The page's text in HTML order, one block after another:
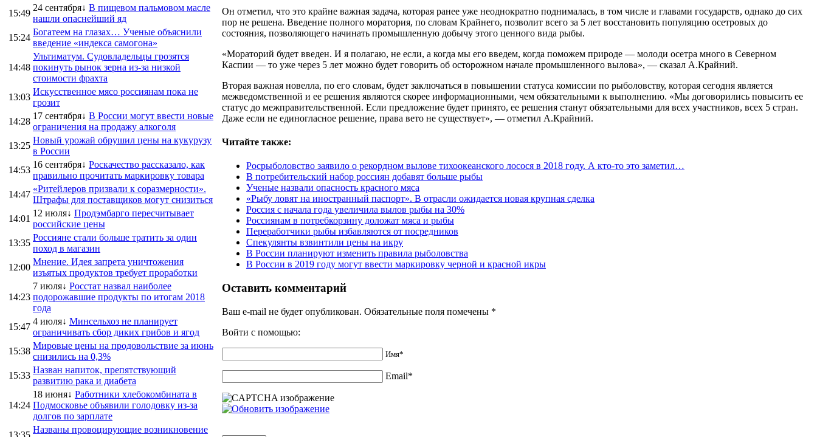
15:49
24 сентября↓ В пищевом пальмовом масле
нашли опаснейший яд
15:24
Богатеем на глазах… Ученые объяснили
введение «индекса самогона»
14:48
Ультиматум. Судовладельцы грозятся
покинуть рынок зерна из-за низкой
стоимости фрахта
13:03
Искусственное мясо россиянам пока не
грозит
14:28
17 сентября↓ В России могут ввести новые
ограничения на продажу алкоголя
13:25
Новый урожай обрушил цены на кукурузу
в России
14:53
16 сентября↓ Роскачество рассказало, как
правильно прочитать маркировку товара
14:47
«Ритейлеров призвали к соразмерности».
Штрафы для поставщиков могут снизиться
14:01
12 июля↓ Продэмбарго пересчитывает
российские цены
13:35
Россияне стали больше тратить за один
поход в магазин
12:00
Мнение. Идея запрета уничтожения
изъятых продуктов требует проработки
14:23
7 июля↓ Росстат назвал наиболее
подорожавшие продукты по итогам 2018
года
15:47
4 июля↓ Минсельхоз не планирует
ограничивать сбор диких грибов и ягод
15:38
Мировые цены на продовольствие за июнь
снизились на 0,3%
15:33
Назван напиток, препятствующий
развитию рака и диабета
14:24
18 июня↓ Работники хлебокомбината в
Подмосковье объявили голодовку из-за
долгов по зарплате
13:35
Названы провоцирующие возникновение
Он отметил, что это крайне важная задача, которая ранее уже неоднократно поднималась, в том числе и главами государств, однако до сих
пор не решена. Введение полного моратория, по словам Крайнего, позволит всего за 5 лет восстановить популяцию осетровых до
состояния, позволяющего начинать промышленную добычу этого ценного вида рыбы.
«Мораторий будет введен. И я полагаю, не если, а когда мы его введем, когда поможем природе — молоди осетра много в Северном
Каспии — то уже через 5 лет можно будет говорить об осторожном начале промышленного вылова», — сказал А.Крайний.
Вторая важная новелла, по его словам, будет заключаться в повышении статуса комиссии по рыболовству, которая сегодня является
межведомственной и ее решения являются скорее информационными, чем обязательными к выполнению. «Мы договорились повысить ее
статус до межправительственной. Если предложение будет принято, ее решения станут обязательными для всех участников, всех 5 стран.
Даже если не единогласное решение, права вето не существует», — отметил А.Крайний.
Читайте также:
Росрыболовство заявило о рекордном вылове тихоокеанского лосося в 2018 году. А кто-то это заметил…
В потребительский набор россиян добавят больше рыбы
Ученые назвали опасность красного мяса
«Рыбу ловят на иностранный паспорт». В отрасли ожидается новая крупная сделка
Россия с начала года увеличила вылов рыбы на 30%
Россиянам в потребкорзину доложат мяса и рыбы
Переработчики рыбы избавляются от посредников
Спекулянты взвинтили цены на икру
В России планируют изменить правила рыболовства
В России в 2019 году могут ввести маркировку черной и красной икры
Оставить комментарий
Ваш e-mail не будет опубликован. Обязательные поля помечены *
Войти с помощью:
Имя*
Email*